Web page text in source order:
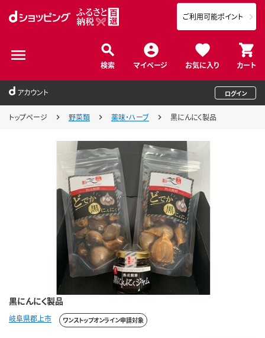
検索 マイページ お気に入り カート
ご利用可能ポイント
アカウント ログイン
トップページ 野菜類 薬味・ハーブ 黒にんにく製品
黒にんにく製品
岐阜県郡上市 ワンストップオンライン申請対象